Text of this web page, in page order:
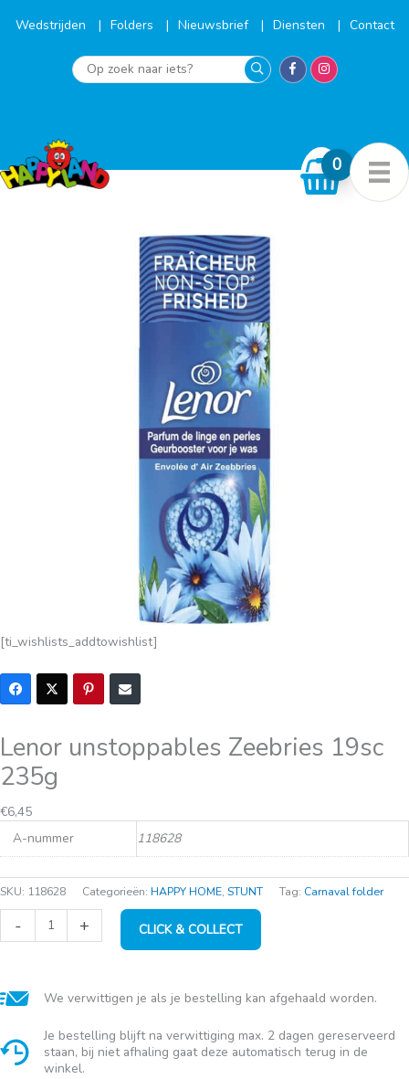
naarWedstrijden Folders Nieuwsbrief Diensten Contact
Op
[ti_wishlists_addtowishlist]
Lenor unstoppables Zeebries 19sc
235g
€6,45
A-nummer
118628
SKU: 118628 Categorieën: HAPPY HOME, STUNT Tag: Carnaval folder
-
Lenor
unstoppables
aantal
+ CLICK & COLLECT
We verwittigen je als je bestelling kan afgehaald worden.
Je bestelling blijft na verwittiging max. 2 dagen gereserveerd
staan, bij niet afhaling gaat deze automatisch terug in de
winkel.